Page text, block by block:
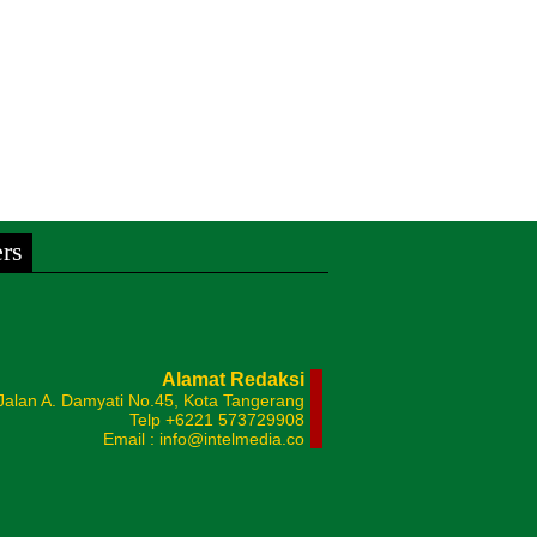
Alamat Redaksi
A. Damyati No.45, Kota Tangerang
Telp +6221 573729908
Email : info@intelmedia.co